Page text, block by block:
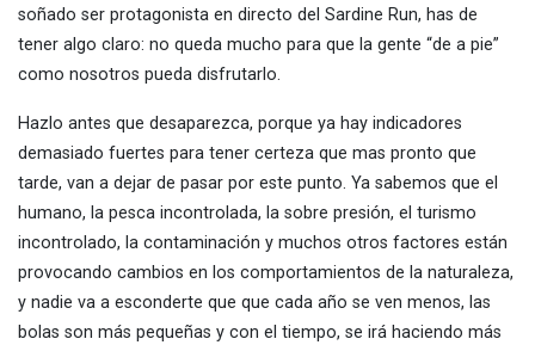
soñado ser protagonista en directo del Sardine Run, has de
tener algo claro: no queda mucho para que la gente “de a pie”
como nosotros pueda disfrutarlo.
Hazlo antes que desaparezca, porque ya hay indicadores
demasiado fuertes para tener certeza que mas pronto que
tarde, van a dejar de pasar por este punto. Ya sabemos que el
humano, la pesca incontrolada, la sobre presión, el turismo
incontrolado, la contaminación y muchos otros factores están
provocando cambios en los comportamientos de la naturaleza,
y nadie va a esconderte que que cada año se ven menos, las
bolas son más pequeñas y con el tiempo, se irá haciendo más